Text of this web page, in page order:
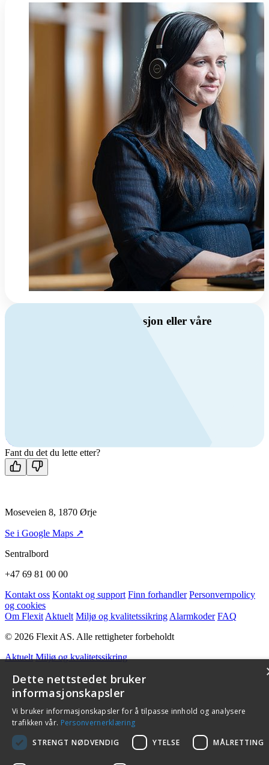
Har du spørsmål om ventilasjon eller våre
Kontakt oss
Fant du det du lette etter?
Moseveien 8, 1870 Ørje
Se i Google Maps ↗
Sentralbord
+47 69 81 00 00
Kontakt oss Kontakt og support Finn forhandler Personvernpolicy
og cookies
Om Flexit Aktuelt Miljø og kvalitetssikring Alarmkoder FAQ
© 2026 Flexit AS. Alle rettigheter forbeholdt
Aktuelt Miljø og kvalitetssikring
Dette nettstedet bruker
informasjonskapsler
Vi bruker informasjonskapsler for å tilpasse innhold og analysere
trafikken vår. Personvernerklæring
STRENGT NØDVENDIG
YTELSE MÅLRETTING